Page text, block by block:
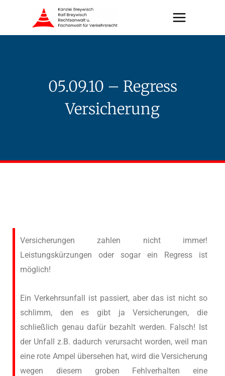
springen
05.09.10 – Regress
Versicherung
Versicherungen zahlen nicht immer!
Leistungskürzungen oder sogar ein Regress ist
möglich!
Ein Verkehrsunfall ist passiert, aber das ist nicht so
schlimm, den es gibt ja Versicherungen, die
schließlich genau dafür bezahlt werden. Falsch! Ist
der Unfall z.B. dadurch verursacht worden, weil man
eine rote Ampel übersehen hat, wird die Versicherung
wegen diesem groben Fehlverhalten eine